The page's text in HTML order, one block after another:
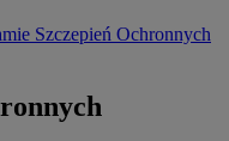
Szczepień Ochronnych